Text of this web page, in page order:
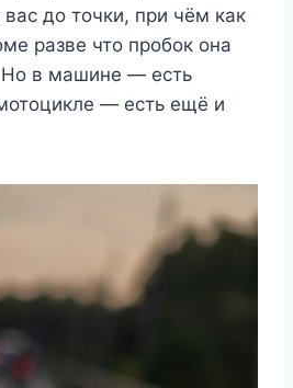
до точки, при чём как
разве что пробок она
Но в машине — есть
— есть ещё и